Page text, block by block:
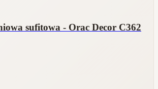
sufitowa - Orac Decor C362